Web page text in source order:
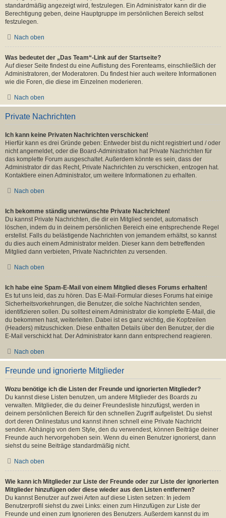
standardmäßig angezeigt wird, festzulegen. Ein Administrator kann dir die
Berechtigung geben, deine Hauptgruppe im persönlichen Bereich selbst
festzulegen.
Nach oben
Was bedeutet der „Das Team“-Link auf der Startseite?
Auf dieser Seite findest du eine Auflistung des Forenteams, einschließlich der
Administratoren, der Moderatoren. Du findest hier auch weitere Informationen
wie die Foren, die diese im Einzelnen moderieren.
Nach oben
Private Nachrichten
Ich kann keine Privaten Nachrichten verschicken!
Hierfür kann es drei Gründe geben: Entweder bist du nicht registriert und / oder
nicht angemeldet, oder die Board-Administration hat Private Nachrichten für
das komplette Forum ausgeschaltet. Außerdem könnte es sein, dass der
Administrator dir das Recht, Private Nachrichten zu verschicken, entzogen hat.
Kontaktiere einen Administrator, um weitere Informationen zu erhalten.
Nach oben
Ich bekomme ständig unerwünschte Private Nachrichten!
Du kannst Private Nachrichten, die dir ein Mitglied sendet, automatisch
löschen, indem du in deinem persönlichen Bereich eine entsprechende Regel
erstellst. Falls du belästigende Nachrichten von jemandem erhältst, so kannst
du dies auch einem Administrator melden. Dieser kann dem betreffenden
Mitglied dann verbieten, Private Nachrichten zu versenden.
Nach oben
Ich habe eine Spam-E-Mail von einem Mitglied dieses Forums erhalten!
Es tut uns leid, das zu hören. Das E-Mail-Formular dieses Forums hat einige
Sicherheitsvorkehrungen, die Benutzer, die solche Nachrichten senden,
identifizieren sollen. Du solltest einem Administrator die komplette E-Mail, die
du bekommen hast, weiterleiten. Dabei ist es ganz wichtig, die Kopfzeilen
(Headers) mitzuschicken. Diese enthalten Details über den Benutzer, der die
E-Mail verschickt hat. Der Administrator kann dann entsprechend reagieren.
Nach oben
Freunde und ignorierte Mitglieder
Wozu benötige ich die Listen der Freunde und ignorierten Mitglieder?
Du kannst diese Listen benutzen, um andere Mitglieder des Boards zu
verwalten. Mitglieder, die du deiner Freundesliste hinzufügst, werden in
deinem persönlichen Bereich für den schnellen Zugriff aufgelistet. Du siehst
dort deren Onlinestatus und kannst ihnen schnell eine Private Nachricht
senden. Abhängig von dem Style, den du verwendest, können Beiträge deiner
Freunde auch hervorgehoben sein. Wenn du einen Benutzer ignorierst, dann
siehst du seine Beiträge standardmäßig nicht.
Nach oben
Wie kann ich Mitglieder zur Liste der Freunde oder zur Liste der ignorierten
Mitglieder hinzufügen oder diese wieder aus den Listen entfernen?
Du kannst Benutzer auf zwei Arten auf diese Listen setzen: In jedem
Benutzerprofil siehst du zwei Links: einen zum Hinzufügen zur Liste der
Freunde und einen zum Ignorieren des Benutzers. Außerdem kannst du im